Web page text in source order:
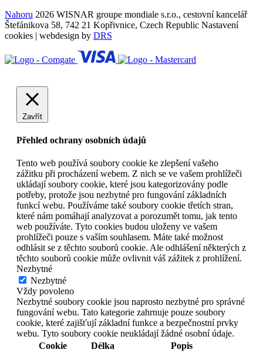
Nahoru 2026 WISNAR groupe mondiale s.r.o., cestovní kancelář
Štefánikova 58, 742 21 Kopřivnice, Czech Republic Nastavení
cookies | webdesign by DRS
Zavřít
Přehled ochrany osobních údajů
Tento web používá soubory cookie ke zlepšení vašeho
zážitku při procházení webem. Z nich se ve vašem prohlížeči
ukládají soubory cookie, které jsou kategorizovány podle
potřeby, protože jsou nezbytné pro fungování základních
funkcí webu. Používáme také soubory cookie třetích stran,
které nám pomáhají analyzovat a porozumět tomu, jak tento
web používáte. Tyto cookies budou uloženy ve vašem
prohlížeči pouze s vaším souhlasem. Máte také možnost
odhlásit se z těchto souborů cookie. Ale odhlášení některých z
těchto souborů cookie může ovlivnit váš zážitek z prohlížení.
Nezbytné
Nezbytné
Vždy povoleno
Nezbytné soubory cookie jsou naprosto nezbytné pro správné
fungování webu. Tato kategorie zahrnuje pouze soubory
cookie, které zajišťují základní funkce a bezpečnostní prvky
webu. Tyto soubory cookie neukládají žádné osobní údaje.
Cookie
Délka Popis